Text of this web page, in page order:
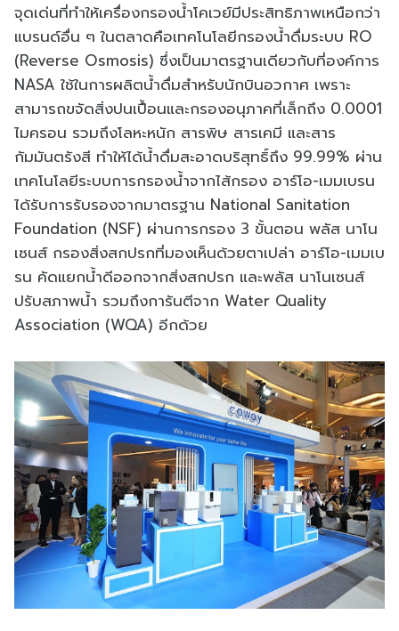
จุดเด่นที่ทำให้เครื่องกรองน้ำโคเวย์มีประสิทธิภาพเหนือกว่า
แบรนด์อื่น ๆ ในตลาดคือเทคโนโลยีกรองน้ำดื่มระบบ RO
(Reverse Osmosis) ซึ่งเป็นมาตรฐานเดียวกับที่องค์การ
NASA ใช้ในการผลิตน้ำดื่มสำหรับนักบินอวกาศ เพราะ
สามารถขจัดสิ่งปนเปื้อนและกรองอนุภาคที่เล็กถึง 0.0001
ไมครอน รวมถึงโลหะหนัก สารพิษ สารเคมี และสาร
กัมมันตรังสี ทำให้ได้น้ำดื่มสะอาดบริสุทธิ์ถึง 99.99% ผ่าน
เทคโนโลยีระบบการกรองน้ำจากไส้กรอง อาร์โอ-เมมเบรน
ได้รับการรับรองจากมาตรฐาน National Sanitation
Foundation (NSF) ผ่านการกรอง 3 ขั้นตอน พลัส นาโน
เซนส์ กรองสิ่งสกปรกที่มองเห็นด้วยตาเปล่า อาร์โอ-เมมเบ
รน คัดแยกน้ำดีออกจากสิ่งสกปรก และพลัส นาโนเซนส์
ปรับสภาพน้ำ รวมถึงการันตีจาก Water Quality
Association (WQA) อีกด้วย